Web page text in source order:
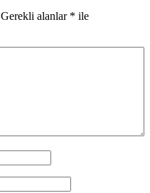
Gerekli alanlar * ile